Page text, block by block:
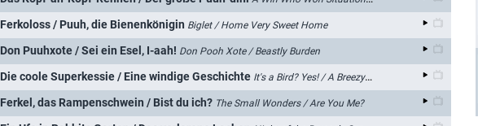
Ferkoloss / Puuh, die Bienenkönigin Biglet / Home Very Sweet Home
Don Puuhxote / Sei ein Esel, I-aah! Don Pooh Xote / Beastly Burden
Die coole Superkessie / Eine windige Geschichte It's a Bird? Yes! / A Breezy Little Story
Ferkel, das Rampenschwein / Bist du ich? The Small Wonders / Are You Me?